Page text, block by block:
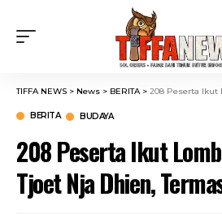
TIFFA NEWS > News > BERITA> 208 Peserta Ikut Lomba
BERITA BUDAYA
208 Peserta Ikut
Tjoet Nja Dhien,